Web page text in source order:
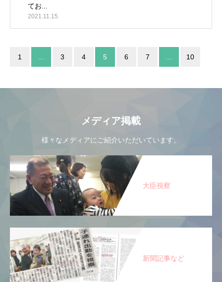
てお...
2021.11.15
1 3 4 5 6 7 10
メディア掲載
様々なメディアにご紹介いただいています。
大臣視察
新聞記事など